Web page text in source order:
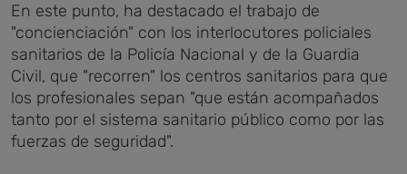
En este punto, ha destacado el trabajo de
"concienciación" con los interlocutores policiales
sanitarios de la Policía Nacional y de la Guardia
Civil, que "recorren" los centros sanitarios para que
los profesionales sepan "que están acompañados
tanto por el sistema sanitario público como por las
fuerzas de seguridad".